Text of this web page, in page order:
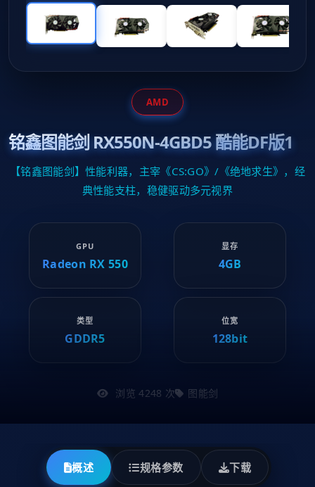
AMD
铭鑫图能剑 RX550N-4GBD5 酷能DF版1
【铭鑫图能剑】性能利器，主宰《CS:GO》/《绝地求生》，经
典性能支柱，稳健驱动多元视界
GPU
Radeon RX 550
显存
4GB
类型
GDDR5
位宽
128bit
浏览 4248 次 图能剑
概述 规格参数 下载